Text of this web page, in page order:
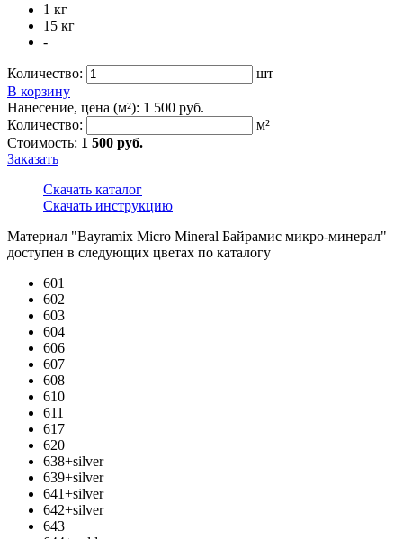
1 кг
15 кг
-
Количество:
шт
В корзину
Нанесение, цена (м²): 1 500 руб.
Количество:
м²
Стоимость: 1 500 руб.
Заказать
Скачать каталог
Скачать инструкцию
Материал "Bayramix Micro Mineral Байрамис микро-минерал"
доступен в следующих цветах по каталогу
601
602
603
604
606
607
608
610
611
617
620
638+silver
639+silver
641+silver
642+silver
643